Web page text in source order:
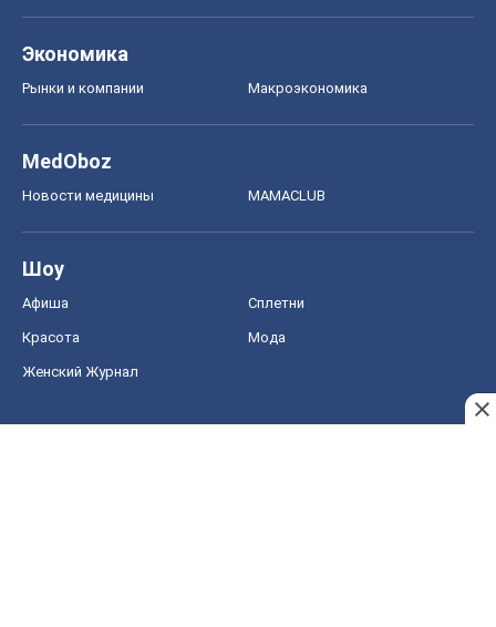
Экономика
Рынки и компании Mакроэкономика
MedOboz
Новости медицины MAMACLUB
Шоу
Афиша Сплетни
Красота Мода
Женский Журнал